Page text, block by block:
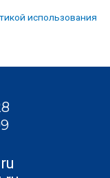
использования